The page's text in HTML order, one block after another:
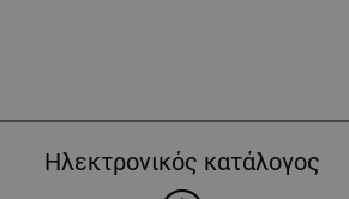
Ηλεκτρονικός κατάλογος